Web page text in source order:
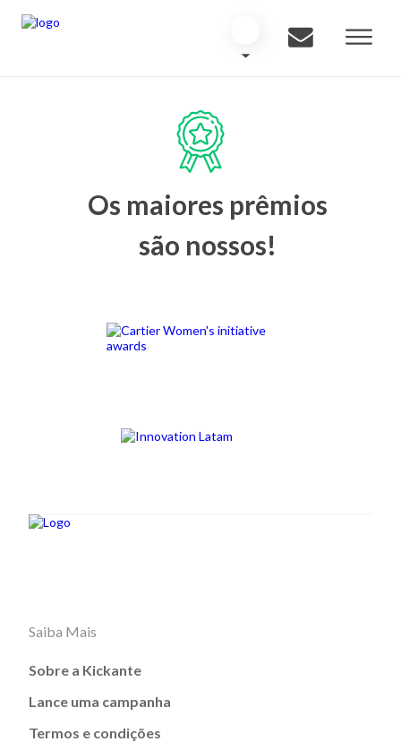
Os maiores prêmios
são nossos!
Saiba Mais
Sobre a Kickante
Lance uma campanha
Termos e condições